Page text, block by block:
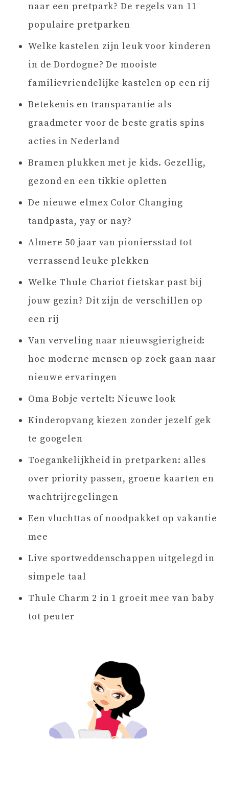
naar een pretpark? De regels van 11
populaire pretparken
Welke kastelen zijn leuk voor kinderen
in de Dordogne? De mooiste
familievriendelijke kastelen op een rij
Betekenis en transparantie als
graadmeter voor de beste gratis spins
acties in Nederland
Bramen plukken met je kids. Gezellig,
gezond en een tikkie opletten
De nieuwe elmex Color Changing
tandpasta, yay or nay?
Almere 50 jaar van pioniersstad tot
verrassend leuke plekken
Welke Thule Chariot fietskar past bij
jouw gezin? Dit zijn de verschillen op
een rij
Van verveling naar nieuwsgierigheid:
hoe moderne mensen op zoek gaan naar
nieuwe ervaringen
Oma Bobje vertelt: Nieuwe look
Kinderopvang kiezen zonder jezelf gek
te googelen
Toegankelijkheid in pretparken: alles
over priority passen, groene kaarten en
wachtrijregelingen
Een vluchttas of noodpakket op vakantie
mee
Live sportweddenschappen uitgelegd in
simpele taal
Thule Charm 2 in 1 groeit mee van baby
tot peuter